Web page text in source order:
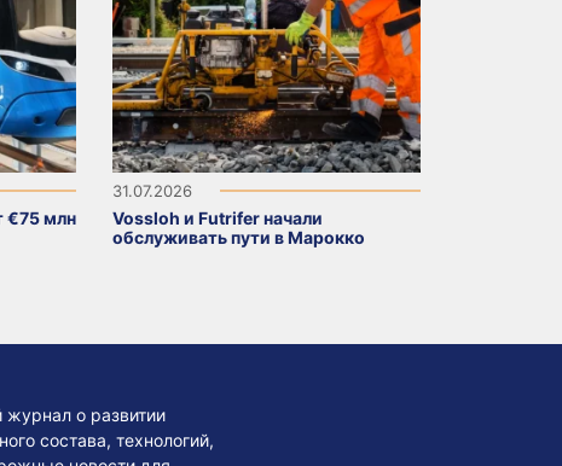
€75 млн
31.07.2026
Vossloh и Futrifer начали
обслуживать пути в Марокко
о развитии
состава, технологий,